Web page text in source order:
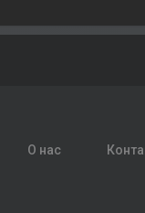
О нас